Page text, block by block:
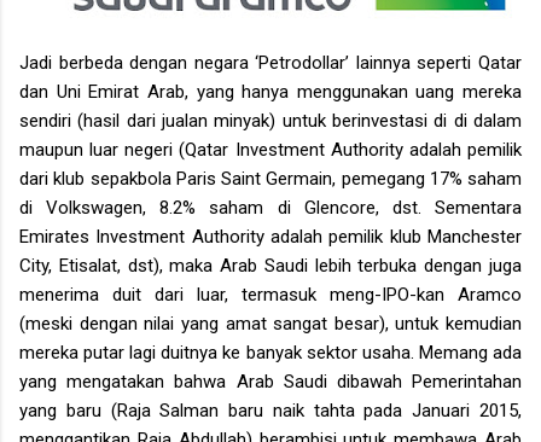
Jadi berbeda dengan negara ‘Petrodollar’ lainnya seperti Qatar
dan Uni Emirat Arab, yang hanya menggunakan uang mereka
sendiri (hasil dari jualan minyak) untuk berinvestasi di di dalam
maupun luar negeri (Qatar Investment Authority adalah pemilik
dari klub sepakbola Paris Saint Germain, pemegang 17% saham
di Volkswagen, 8.2% saham di Glencore, dst. Sementara
Emirates Investment Authority adalah pemilik klub Manchester
City, Etisalat, dst), maka Arab Saudi lebih terbuka dengan juga
menerima duit dari luar, termasuk meng-IPO-kan Aramco
(meski dengan nilai yang amat sangat besar), untuk kemudian
mereka putar lagi duitnya ke banyak sektor usaha. Memang ada
yang mengatakan bahwa Arab Saudi dibawah Pemerintahan
yang baru (Raja Salman baru naik tahta pada Januari 2015,